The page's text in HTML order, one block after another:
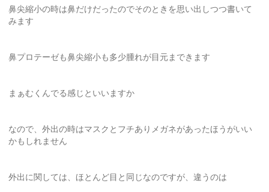
鼻尖縮小の時は鼻だけだったのでそのときを思い出しつつ書いて
みます
鼻プロテーゼも鼻尖縮小も多少腫れが目元まできます
まぁむくんでる感じといいますか
なので、外出の時はマスクとフチありメガネがあったほうがいい
かもしれません
外出に関しては、ほとんど目と同じなのですが、違うのは